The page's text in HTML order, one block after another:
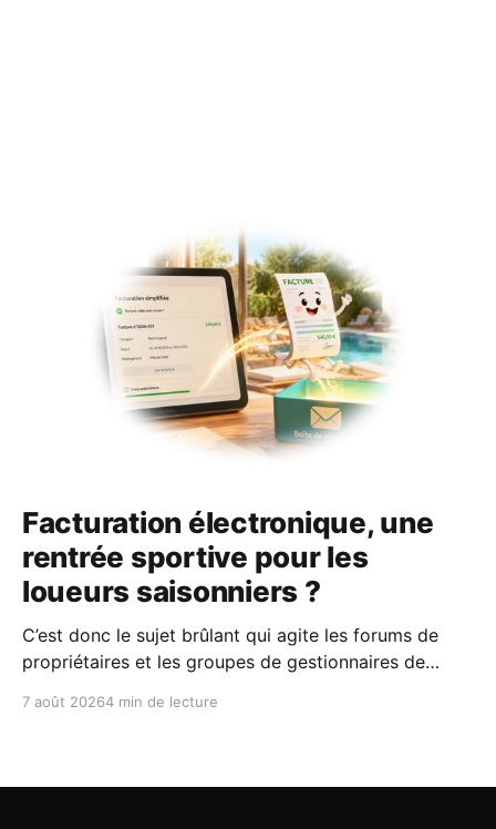
Facturation électronique, une
rentrée sportive pour les
loueurs saisonniers ?
C’est donc le sujet brûlant qui agite les forums de
propriétaires et les groupes de gestionnaires de
obligatoire débarque le 1er septembre 2026 et les
DGFIP, à quelques semaines du
7 août 20264 min de lecture